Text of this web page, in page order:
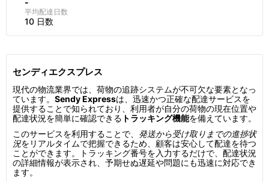
-
平均配達日数
10 日数
センディエクスプレス
現代の物流業界では、荷物の追跡システムが不可欠な要素となっ
ています。 Sendy Expressは、迅速かつ正確な配達サービスを
提供することで知られており、利用者が自分の荷物の現在位置や
配達状況を簡単に確認できる トラッキング機能を備えています。
このサービスを利用することで、 発送から受け取りまでの進捗状
況をリアルタイムで把握できるため、顧客は安心して配達を待つ
ことができます。トラッキング番号を入力するだけで、配達状況
の詳細情報が表示され、予期せぬ遅延や問題にも迅速に対応でき
ます。